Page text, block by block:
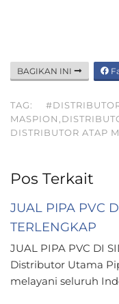
BAGIKAN INI
TAG:
DISTRIBUTOR ATAP
Pos Terkait
JUAL PIPA PVC
TERLENGKAP
JUAL PIPA PVC DI
Distributor Utama
melayani seluruh